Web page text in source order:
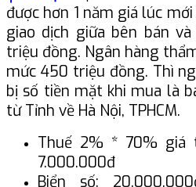
được hơn 1 năm giá lúc
giao dịch giữa bên bán
triệu đồng. Ngân hàng
mức 450 triệu đồng. Thì
bị số tiền mặt khi mua là
từ Tỉnh về Hà Nội, TPHCM.
Thuế 2% * 70%
7.000.000đ
Biển số: